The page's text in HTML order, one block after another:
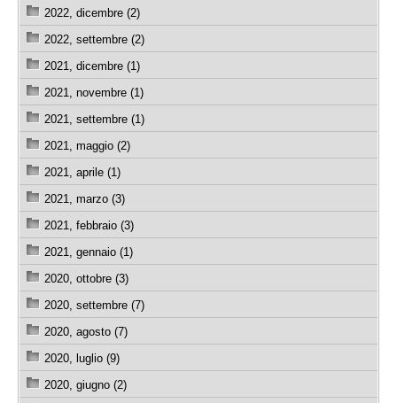
2022, dicembre (2)
2022, settembre (2)
2021, dicembre (1)
2021, novembre (1)
2021, settembre (1)
2021, maggio (2)
2021, aprile (1)
2021, marzo (3)
2021, febbraio (3)
2021, gennaio (1)
2020, ottobre (3)
2020, settembre (7)
2020, agosto (7)
2020, luglio (9)
2020, giugno (2)